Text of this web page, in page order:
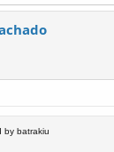
by batrakiu